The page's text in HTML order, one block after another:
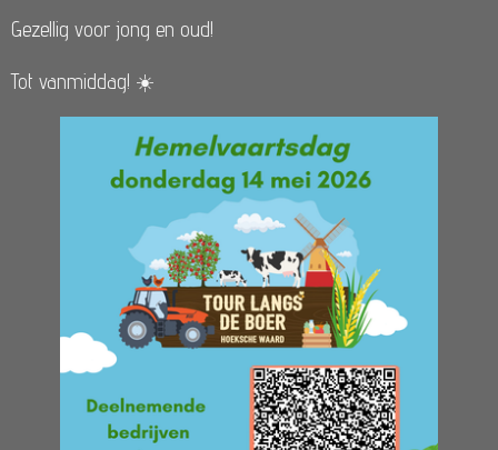
Gezellig voor jong en oud!
Tot vanmiddag! ☀️